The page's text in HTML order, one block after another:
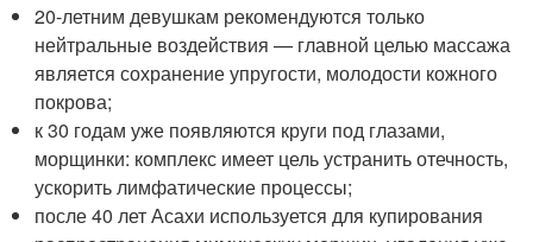
20-летним девушкам рекомендуются только
нейтральные воздействия — главной целью массажа
является сохранение упругости, молодости кожного
покрова;
к 30 годам уже появляются круги под глазами,
морщинки: комплекс имеет цель устранить отечность,
ускорить лимфатические процессы;
после 40 лет Асахи используется для купирования